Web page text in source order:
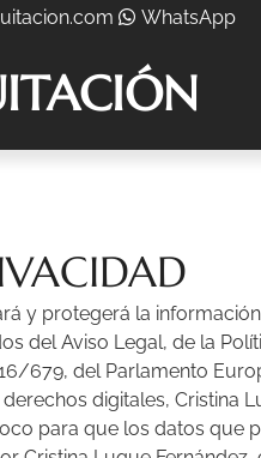
WhatsApp
y protegerá la
del Aviso Legal, de la
679, del Parlamento
digitales, Cristina
para que los datos que